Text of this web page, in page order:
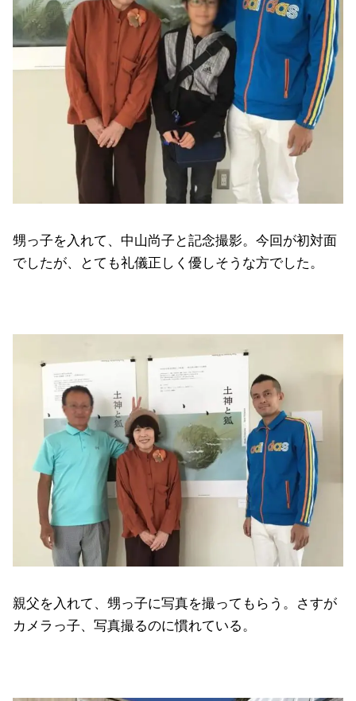
甥っ子を入れて、中山尚子と記念撮影。今回が初対面
でしたが、とても礼儀正しく優しそうな方でした。
親父を入れて、甥っ子に写真を撮ってもらう。さすが
カメラっ子、写真撮るのに慣れている。